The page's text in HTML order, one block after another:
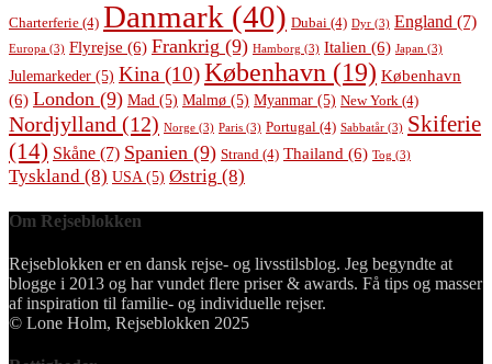
Charterferie (4) Danmark (40) Dubai (4) Dyr (3) England (7)
Europa (3) Flyrejse (6) Frankrig (9) Hamborg (3) Italien (6) Japan (3)
Julemarkeder (5) Kina (10)København (19) København
(6) London (9) Mad (5) Malmø (5) Myanmar (5) New York (4)
Nordjylland (12) Norge (3) Paris (3) Portugal (4) Sabbatår (3) Skiferie
(14) Skåne (7) Spanien (9) Strand (4) Thailand (6) Tog (3)
Tyskland (8) USA(5) Østrig (8)
Om Rejseblokken
Rejseblokken er en dansk rejse- og livsstilsblog. Jeg begyndte at
blogge i 2013 og har vundet flere priser & awards. Få tips og masser
af inspiration til familie- og individuelle rejser.
© Lone Holm, Rejseblokken 2025